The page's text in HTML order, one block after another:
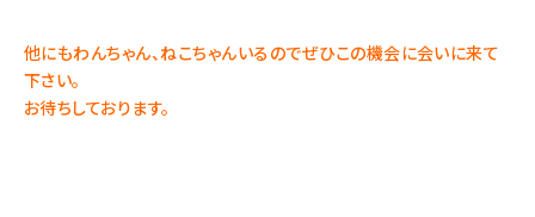
他にもわんちゃん、ねこちゃんいるのでぜひこの機会に会いに来て
下さい。
お待ちしております。